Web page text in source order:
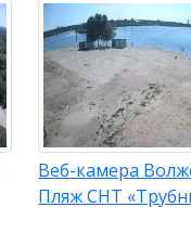
Веб-камера
Пляж СНТ